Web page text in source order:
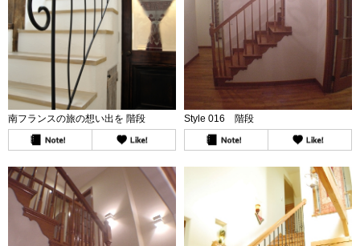
南フランスの旅の想い出を 階段 Style 016 階段